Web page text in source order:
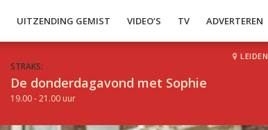
UITZENDING GEMIST VIDEO’S TV ADVERTEREN
STRAKS:
De donderdagavond met Sophie
19.00 - 21.00 uur
LEIDEN